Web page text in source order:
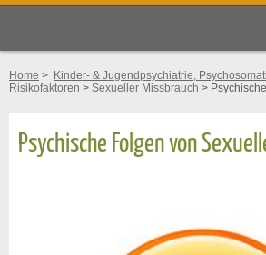
Home > Kinder- & Jugendpsychiatrie,
Risikofaktoren > Sexueller Missbrauch >
Psychische Folgen von